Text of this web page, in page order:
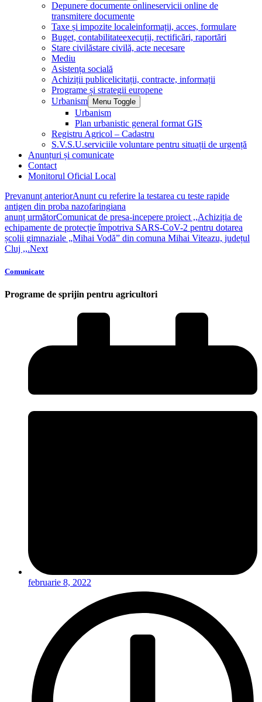
Depunere documente onlineservicii online de
transmitere documente
Taxe și impozite localeinformații, acces, formulare
Buget, contabilitateexecuții, rectificări, raportări
Stare civilăstare civilă, acte necesare
Mediu
Asistența socială
Achiziții publicelicitații, contracte, informații
Programe și strategii europene
Urbanism
Menu Toggle
Urbanism
Plan urbanistic general format GIS
Registru Agricol – Cadastru
S.V.S.U.serviciile voluntare pentru situații de urgență
Anunțuri și comunicate
Contact
Monitorul Oficial Local
Prevanunț anteriorAnunt cu referire la testarea cu teste rapide
antigen din proba nazofaringiana
anunț următorComunicat de presa-incepere proiect ,,Achiziția de
echipamente de protecție împotriva SARS-CoV-2 pentru dotarea
școlii gimnaziale „Mihai Vodă” din comuna Mihai Viteazu, județul
Cluj ,,.Next
Comunicate
Programe de sprijin pentru agricultori
februarie 8, 2022